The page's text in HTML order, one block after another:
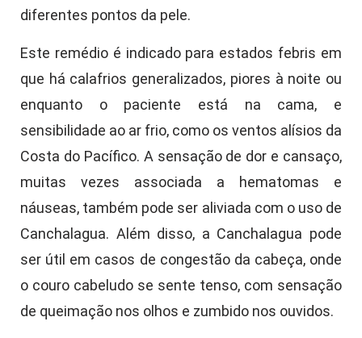
diferentes pontos da pele.
Este remédio é indicado para estados febris em
que há calafrios generalizados, piores à noite ou
enquanto o paciente está na cama, e
sensibilidade ao ar frio, como os ventos alísios da
Costa do Pacífico. A sensação de dor e cansaço,
muitas vezes associada a hematomas e
náuseas, também pode ser aliviada com o uso de
Canchalagua. Além disso, a Canchalagua pode
ser útil em casos de congestão da cabeça, onde
o couro cabeludo se sente tenso, com sensação
de queimação nos olhos e zumbido nos ouvidos.